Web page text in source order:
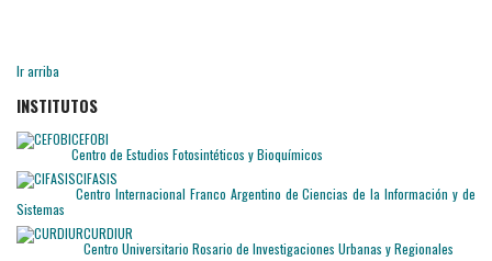
Ir arriba
INSTITUTOS
CEFOBI
Centro de Estudios Fotosintéticos y Bioquímicos
CIFASIS
Centro Internacional Franco Argentino de Ciencias de la Información y de
Sistemas
CURDIUR
Centro Universitario Rosario de Investigaciones Urbanas y Regionales